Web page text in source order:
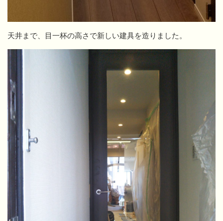
天井まで、目一杯の高さで新しい建具を造りました。